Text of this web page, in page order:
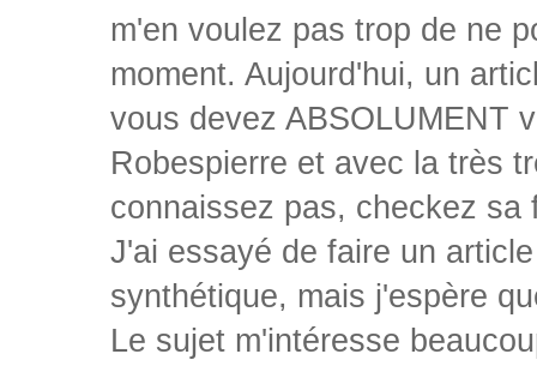
m'en voulez pas trop de ne
moment. Aujourd'hui, un
vous devez ABSOLUMENT
Robespierre et avec la très
connaissez pas, checkez sa
J'ai essayé de faire un
synthétique, mais j'espère
Le sujet m'intéresse